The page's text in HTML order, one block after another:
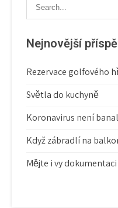
Nejnovější
Rezervace golfového
Světla do kuchyně
Koronavirus není
Když zábradlí na
Mějte i vy